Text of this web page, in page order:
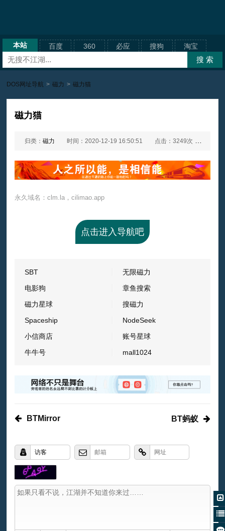
本站 百度 360 必应 搜狗 淘宝
DOS网址导航 > 磁力 > 磁力猫
磁力猫
归类：磁力 时间：2020-12-19 16:50:51 点击：3249次
永久域名：clm.la，cilimao.app
点击进入导航吧
SBT
无限磁力
电影狗
章鱼搜索
磁力星球
搜磁力
Spaceship
NodeSeek
小信商店
账号星球
牛牛号
mall1024
BTMirror BT蚂蚁